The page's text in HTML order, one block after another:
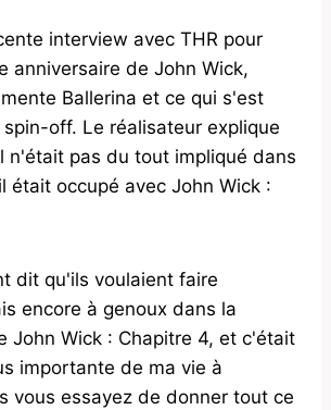
interview avec THR pour
anniversaire de John Wick,
Ballerina et ce qui s'est
off. Le réalisateur explique
n'était pas du tout impliqué dans
était occupé avec John Wick :
dit qu'ils voulaient faire
encore à genoux dans la
John Wick : Chapitre 4, et c'était
importante de ma vie à
vous essayez de donner tout ce